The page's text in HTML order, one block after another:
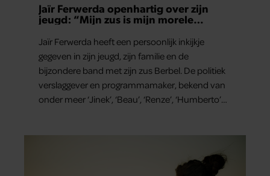
Jaïr Ferwerda openhartig over zijn
jeugd: “Mijn zus is mijn morele
Jaïr Ferwerda heeft een persoonlijk inkijkje
gegeven in zijn jeugd, zijn familie en de
bijzondere band met zijn zus Berbel. De politiek
verslaggever en programmamaker, bekend van
onder meer ‘Jinek’, ‘Beau’, ‘Renze’, ‘Humberto’